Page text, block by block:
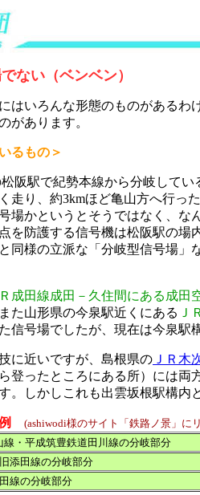
ない（ベンベン）
はいろんな形態のものがあるわ
があります。
るもの＞
阪駅で紀勢本線から分岐して
走り、約3kmほど亀山方へ行っ
場かというとそうではなく、な
を防護する信号機は松阪駅の場
と同様の立派な「分岐型信号場」
Ｒ成田線成田－久住間にある成田
た山形県の今泉駅近くにある Ｊ
信号場でしたが、現在は今泉駅
に近いですが、島根県の ＪＲ木
ら登ったところにある所）には
。しかしこれも出雲坂根駅構内
(ashiwodi様のサイト「鉄路ノ景」に
線・平成筑豊鉄道田川線の分岐部分
添田線の分岐部分
線の分岐部分